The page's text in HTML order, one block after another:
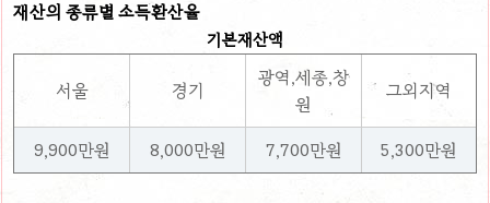
재산의 종류별 소득환산율
기본재산액
서울 경기
광역,세종,창
원
그외지역
9,900만원 8,000만원 7,700만원 5,300만원